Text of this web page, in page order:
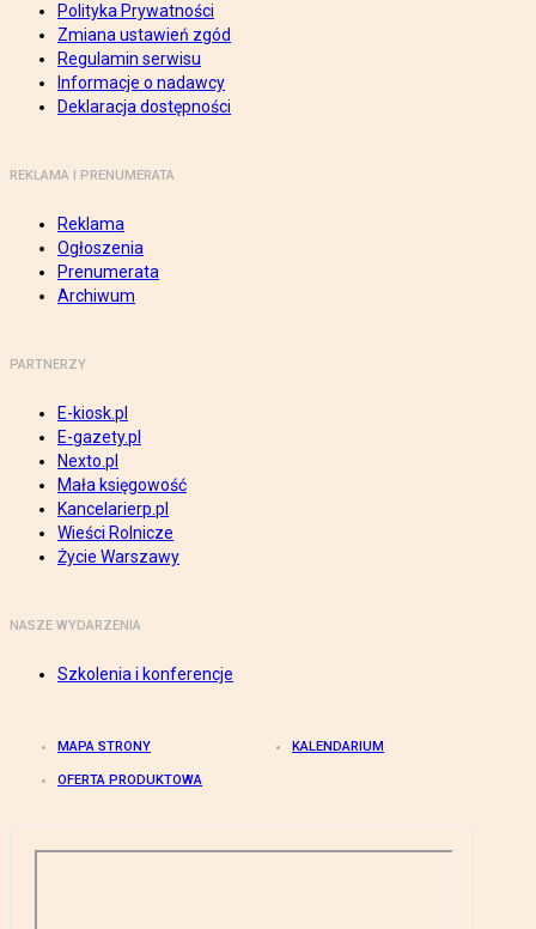
Polityka Prywatności
Zmiana ustawień zgód
Regulamin serwisu
Informacje o nadawcy
Deklaracja dostępności
REKLAMA I PRENUMERATA
Reklama
Ogłoszenia
Prenumerata
Archiwum
PARTNERZY
E-kiosk.pl
E-gazety.pl
Nexto.pl
Mała księgowość
Kancelarierp.pl
Wieści Rolnicze
Życie Warszawy
NASZE WYDARZENIA
Szkolenia i konferencje
MAPA STRONY KALENDARIUM
OFERTA PRODUKTOWA